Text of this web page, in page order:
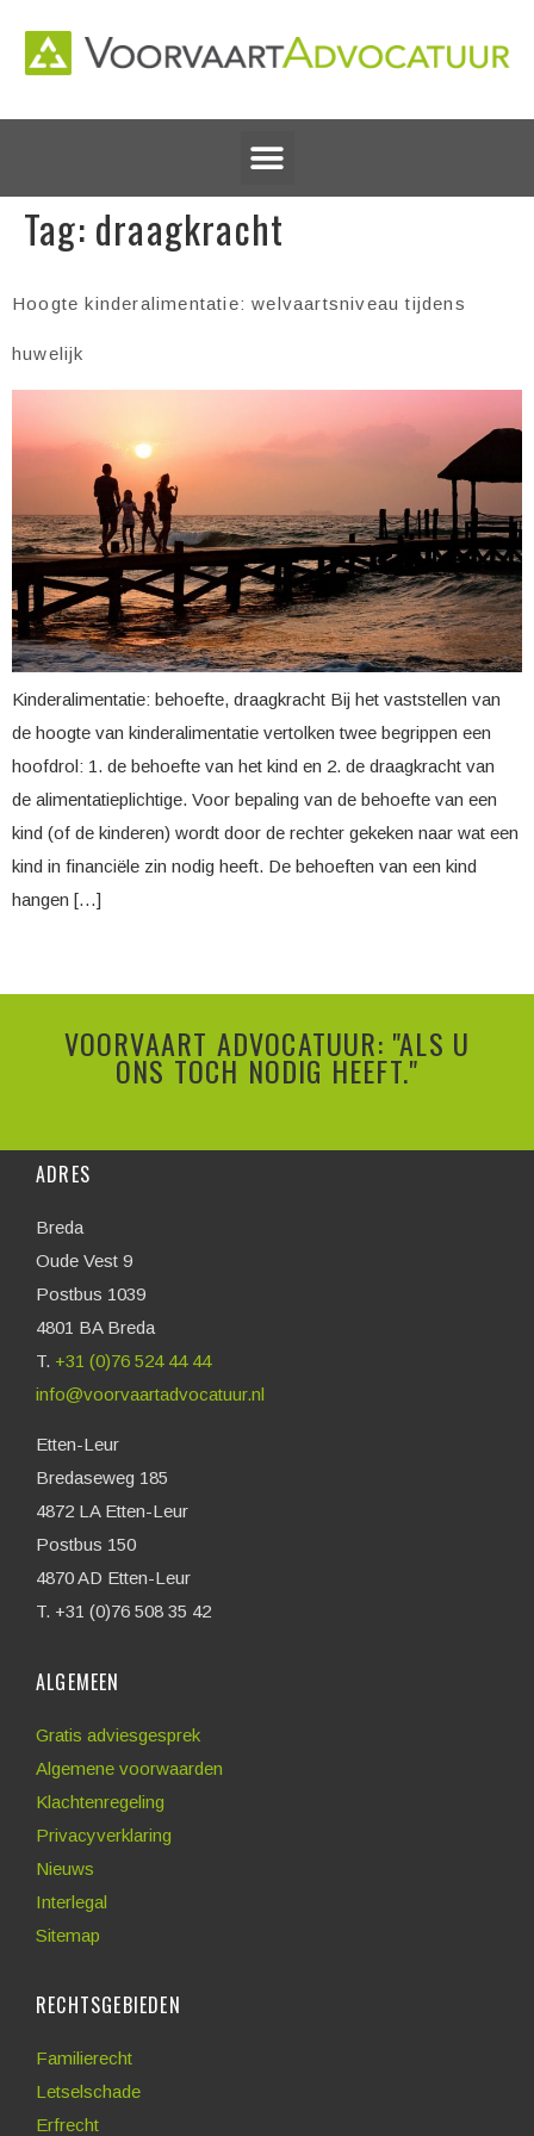
Tag: draagkracht
Hoogte kinderalimentatie: welvaartsniveau tijdens
huwelijk
Kinderalimentatie: behoefte, draagkracht Bij het vaststellen van
de hoogte van kinderalimentatie vertolken twee begrippen een
hoofdrol: 1. de behoefte van het kind en 2. de draagkracht van
de alimentatieplichtige. Voor bepaling van de behoefte van een
kind (of de kinderen) wordt door de rechter gekeken naar wat een
kind in financiële zin nodig heeft. De behoeften van een kind
hangen […]
VOORVAART ADVOCATUUR: "ALS U
ONS TOCH NODIG HEEFT."
ADRES
Breda
Oude Vest 9
Postbus 1039
4801 BA Breda
T. +31 (0)76 524 44 44
info@voorvaartadvocatuur.nl
Etten-Leur
Bredaseweg 185
4872 LA Etten-Leur
Postbus 150
4870 AD Etten-Leur
T. +31 (0)76 508 35 42
ALGEMEEN
Gratis adviesgesprek
Algemene voorwaarden
Klachtenregeling
Privacyverklaring
Nieuws
Interlegal
Sitemap
RECHTSGEBIEDEN
Familierecht
Letselschade
Erfrecht